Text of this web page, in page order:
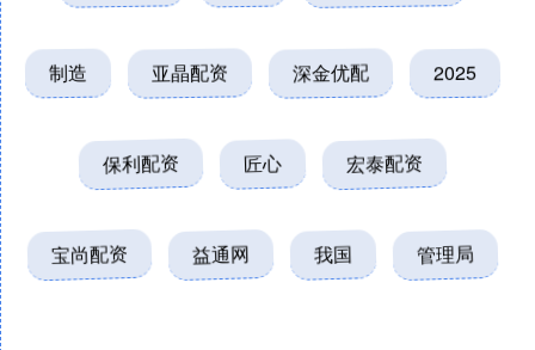
制造 亚晶配资 深金优配 2025
保利配资 匠心 宏泰配资
宝尚配资 益通网 我国 管理局